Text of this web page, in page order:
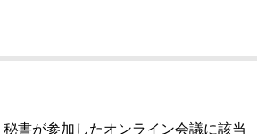
書が参加したオンライン会議に該当